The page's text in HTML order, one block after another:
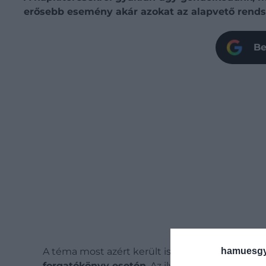
erősebb esemény akár azokat az alapvető
A téma most azért került ismét a figyelem